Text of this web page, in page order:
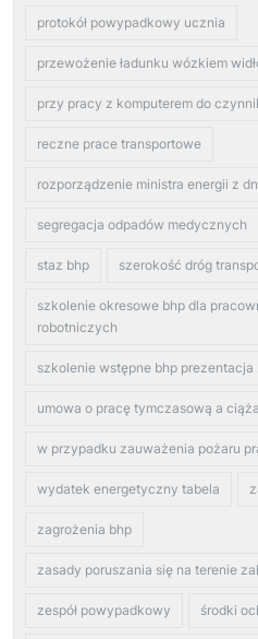
protokół powypadkowy ucznia
przewożenie ładunku wózkiem
przy pracy z komputerem do
reczne prace transportowe
rozporządzenie ministra energii z
segregacja odpadów medycznych
staz bhp szerokość dróg
szkolenie okresowe bhp dla
robotniczych
szkolenie wstępne bhp prezentacja
umowa o pracę tymczasową a ciąża
w przypadku zauważenia pożaru
wydatek energetyczny tabela
zagrożenia bhp
zasady poruszania się na terenie
zespół powypadkowy środki